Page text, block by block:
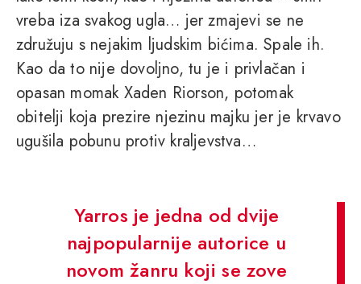
vreba iza svakog ugla… jer zmajevi se ne
združuju s nejakim ljudskim bićima. Spale ih.
Kao da to nije dovoljno, tu je i privlačan i
opasan momak Xaden Riorson, potomak
obitelji koja prezire njezinu majku jer je krvavo
ugušila pobunu protiv kraljevstva…
Yarros je jedna od dvije
najpopularnije autorice u
novom žanru koji se zove